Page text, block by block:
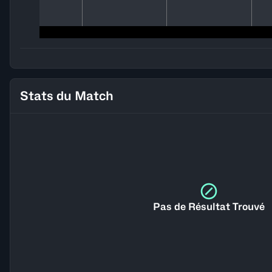
Stats du Match
Pas de Résultat Trouvé